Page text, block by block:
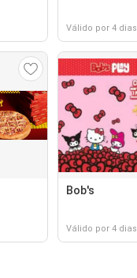
Válido por 4 dias
Bob's
Válido por 4 dias